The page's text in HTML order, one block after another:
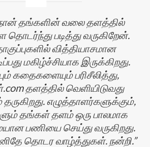
தங்களின் வலை தளத்தில்
படித்து வருகிறேன்.
வித்தியாசமான
மகிழ்ச்சியாக இருக்கிறது.
கதைகளையும் பரிசீலித்து,
தளத்தில் வெளியிடுவது
எழுத்தாளர்களுக்கும்,
தங்கள் தளம் ஒரு பாலமாக
பணியை செய்து வருகிறது.
தொடர வாழ்த்துகள். நன்றி.